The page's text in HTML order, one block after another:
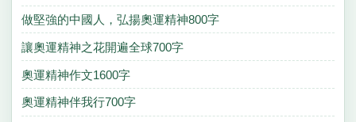
做堅強的中國人，弘揚奧運精神800字
讓奧運精神之花開遍全球700字
奧運精神作文1600字
奧運精神伴我行700字